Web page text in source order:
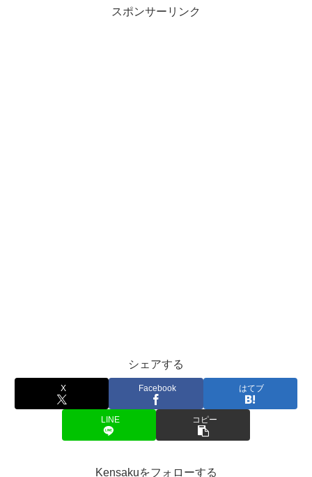
スポンサーリンク
シェアする
X Facebook はてブ
LINE コピー
Kensakuをフォローする